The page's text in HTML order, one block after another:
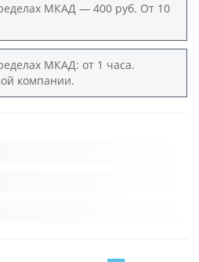
МКАД — 400 руб. От 10
МКАД: от 1 часа.
компании.